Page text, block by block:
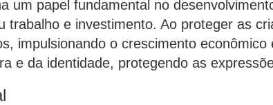
um papel fundamental no
trabalho e investimento. Ao proteger as
impulsionando o crescimento
e da identidade, protegendo as